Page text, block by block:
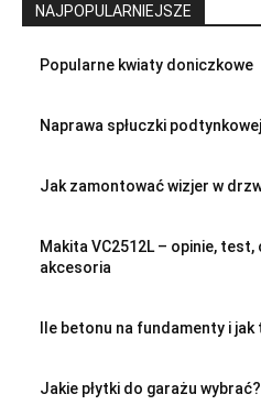
NAJPOPULARNIEJSZE
Popularne kwiaty doniczkowe
Naprawa spłuczki podtynkowej
Jak zamontować wizjer w
Makita VC2512L – opinie,
akcesoria
Ile betonu na fundamenty i
Jakie płytki do garażu wybrać?